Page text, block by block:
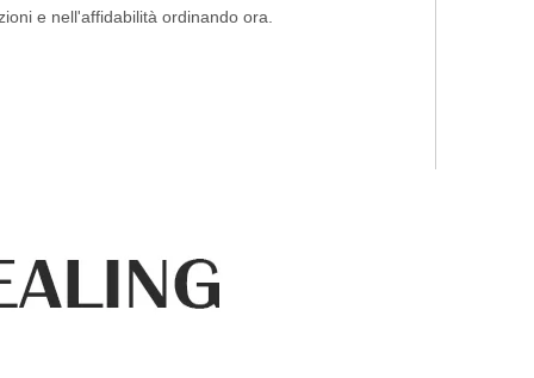
e nell'affidabilità ordinando ora.